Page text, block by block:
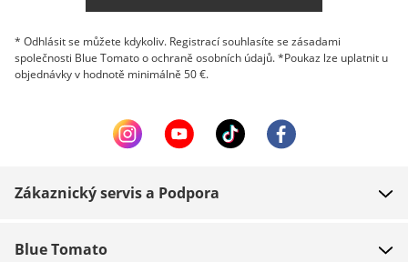
* Odhlásit se můžete kdykoliv. Registrací souhlasíte se zásadami
společnosti Blue Tomato o ochraně osobních údajů. *Poukaz lze uplatnit u
objednávky v hodnotě minimálně 50 €.
Zákaznický servis a Podpora
Blue Tomato